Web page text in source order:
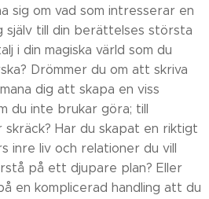
sig om vad som intresserar en
själv till din berättelses största
i din magiska värld som du
Drömmer du om att skriva
dig att skapa en viss
du inte brukar göra; till
skräck? Har du skapat en riktigt
inre liv och relationer du vill
på ett djupare plan? Eller
en komplicerad handling att du